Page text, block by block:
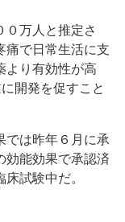
万人と推定さ
で日常生活に支
より有効性が高
に開発を促すこと
は昨年６月に承
効能効果で承認済
試験中だ。